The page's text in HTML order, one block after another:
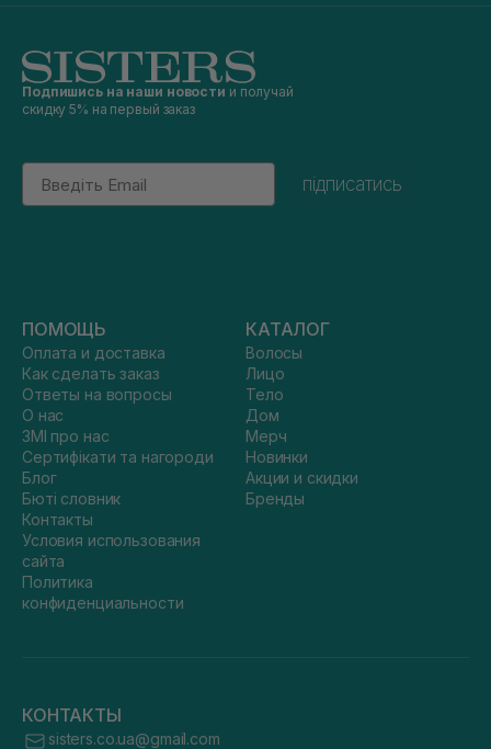
Подпишись на наши новости и получай
скидку 5% на первый заказ
Email
підписатись
ПОМОЩЬ
Оплата и доставка
Как сделать заказ
Ответы на вопросы
О нас
ЗМІ про нас
Сертифікати та нагороди
Блог
Бюті словник
Контакты
Условия использования
сайта
Политика
конфиденциальности
КАТАЛОГ
Волосы
Лицо
Тело
Дом
Мерч
Новинки
Акции и скидки
Бренды
КОНТАКТЫ
sisters.co.ua@gmail.com